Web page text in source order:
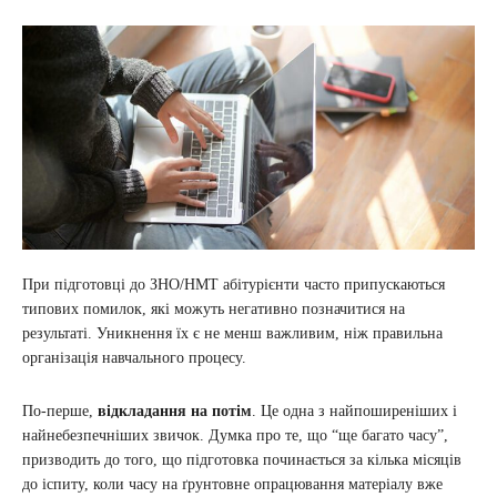
При підготовці до ЗНО/НМТ абітурієнти часто припускаються
типових помилок, які можуть негативно позначитися на
результаті. Уникнення їх є не менш важливим, ніж правильна
організація навчального процесу.
По-перше, відкладання на потім. Це одна з найпоширеніших і
найнебезпечніших звичок. Думка про те, що “ще багато часу”,
призводить до того, що підготовка починається за кілька місяців
до іспиту, коли часу на ґрунтовне опрацювання матеріалу вже